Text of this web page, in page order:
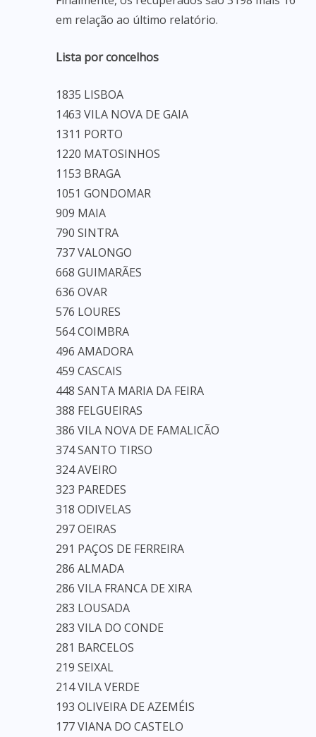
em relação ao último relatório.
Lista por concelhos
1835 LISBOA
1463 VILA NOVA DE GAIA
1311 PORTO
1220 MATOSINHOS
1153 BRAGA
1051 GONDOMAR
909 MAIA
790 SINTRA
737 VALONGO
668 GUIMARÃES
636 OVAR
576 LOURES
564 COIMBRA
496 AMADORA
459 CASCAIS
448 SANTA MARIA DA FEIRA
388 FELGUEIRAS
386 VILA NOVA DE FAMALICÃO
374 SANTO TIRSO
324 AVEIRO
323 PAREDES
318 ODIVELAS
297 OEIRAS
291 PAÇOS DE FERREIRA
286 ALMADA
286 VILA FRANCA DE XIRA
283 LOUSADA
283 VILA DO CONDE
281 BARCELOS
219 SEIXAL
214 VILA VERDE
193 OLIVEIRA DE AZEMÉIS
177 VIANA DO CASTELO